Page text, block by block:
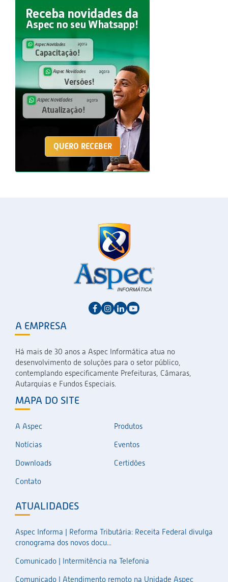
QUERO RECEBER
A EMPRESA
Há mais de 30 anos a Aspec Informática atua no
desenvolvimento de soluções para o setor público,
contemplando especificamente Prefeituras, Câmaras,
Autarquias e Fundos Especiais.
MAPA DO SITE
A Aspec
Produtos
Notícias
Eventos
Downloads
Certidões
Contato
ATUALIDADES
Aspec Informa | Reforma Tributária: Receita Federal divulga
cronograma dos novos docu...
Comunicado | Intermitência na Telefonia
Comunicado | Atendimento remoto na Unidade Aspec